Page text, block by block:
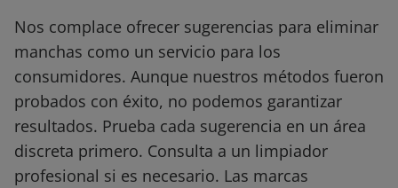
Nos complace ofrecer sugerencias para eliminar
manchas como un servicio para los
consumidores. Aunque nuestros métodos fueron
probados con éxito, no podemos garantizar
resultados. Prueba cada sugerencia en un área
discreta primero. Consulta a un limpiador
profesional si es necesario. Las marcas